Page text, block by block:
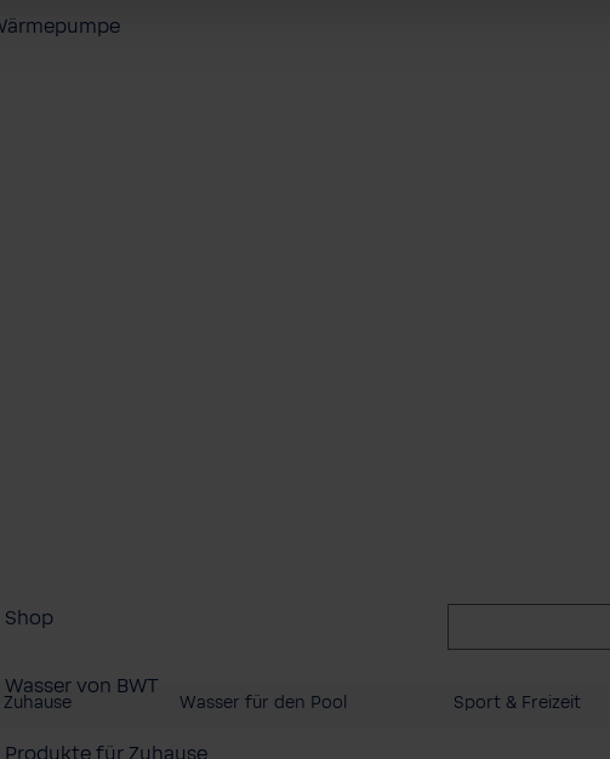
Shop
Wasser von BWT
Produkte für Zuhause
Wasser für den Pool Sport & Freizeit